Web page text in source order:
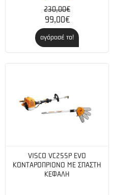
230,00€
99,00€
αγόρασέ το!
VISCO VC255P EVO
ΚΟΝΤΑΡΟΠΡΙΟΝΟ ΜΕ ΣΠΑΣΤΗ
ΚΕΦΑΛΗ